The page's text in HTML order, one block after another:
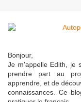
Bonjour,
Je m'appelle Edith, je
prendre part au
apprendre, et de
connaissances. Ce